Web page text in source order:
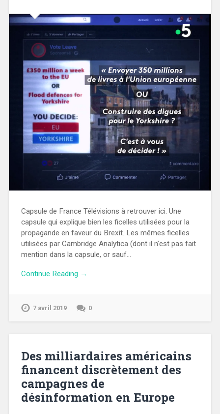
Capsule de France Télévisions à retrouver ici. Une
capsule qui explique bien les ficelles utilisées pour la
propagande en faveur du Brexit. Les mêmes ficelles
utilisées par Cambridge Analytica (dont il n’est pas fait
mention dans la capsule, or sauf…
Continue Reading →
7 avril 2019 0
Des milliardaires américains
financent discrètement des
campagnes de
désinformation en Europe